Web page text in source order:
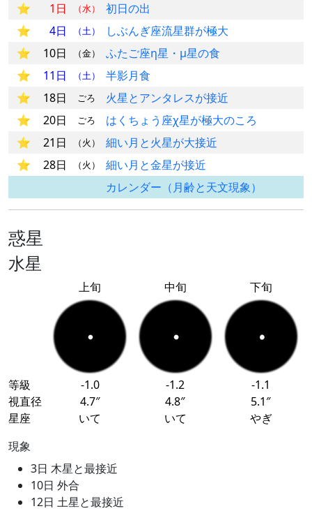
1日 （水）
初日の出
4日
（土）
しぶんぎ座流星群が極大
10日
（金）
ふたご座η星・μ星の食
11日
（土）
半影月食
18日
ごろ
火星とアンタレスが接近
20日
ごろ
はくちょう座χ星が極大のころ
21日
（火）
細い月と火星が大接近
28日
（火）
細い月と金星が接近
カレンダー（月齢と天文現象）
惑星
水星
上旬 中旬 下旬
等級 -1.0 -1.2
-1.1
視直径
4.7″ 4.8″
5.1″
星座
いて いて
やぎ
現象
3日 木星と最接近
10日 外合
12日 土星と最接近